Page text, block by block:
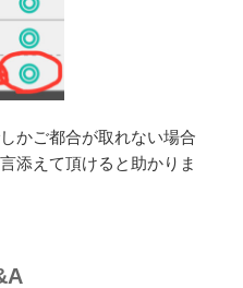
かご都合が取れない場合
添えて頂けると助かりま